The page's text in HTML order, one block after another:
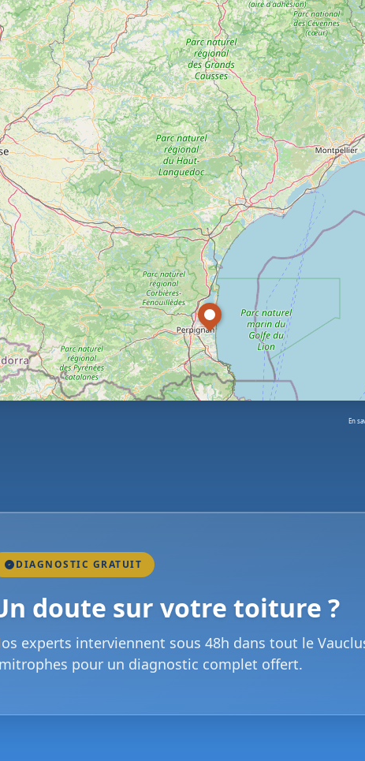
En
DIAGNOSTIC GRATUIT
doute sur votre toiture ?
experts interviennent sous 48h dans tout le
pour un diagnostic complet offert.